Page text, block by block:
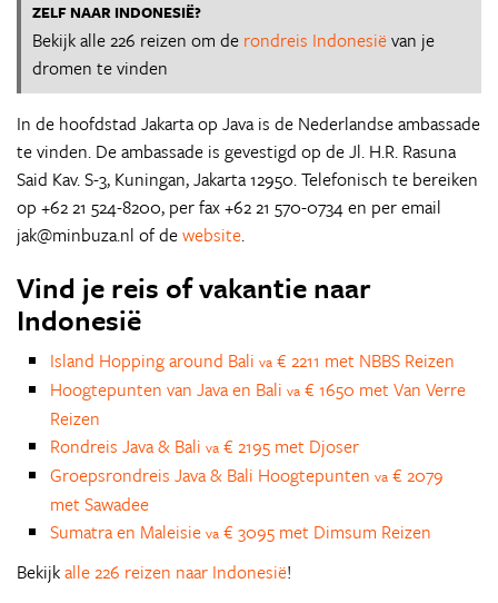
ZELF NAAR INDONESIË?
Bekijk alle 226 reizen om de rondreis Indonesiëvan je
dromen te vinden
In de hoofdstad Jakarta op Java is de Nederlandse ambassade
te vinden. De ambassade is gevestigd op de Jl. H.R. Rasuna
Said Kav. S-3, Kuningan, Jakarta 12950. Telefonisch te bereiken
op +62 21 524-8200, per fax +62 21 570-0734 en per email
jak@minbuza.nl of dewebsite.
Vind je reis of vakantie naar
Indonesië
Island Hopping around Bali va € 2211 met NBBS Reizen
Hoogtepunten van Java en Bali va € 1650 met Van Verre
Reizen
Rondreis Java & Bali va € 2195 met Djoser
Groepsrondreis Java & Bali Hoogtepunten va € 2079
met Sawadee
Sumatra en Maleisie va € 3095 met Dimsum Reizen
Bekijkalle 226 reizen naar Indonesië!